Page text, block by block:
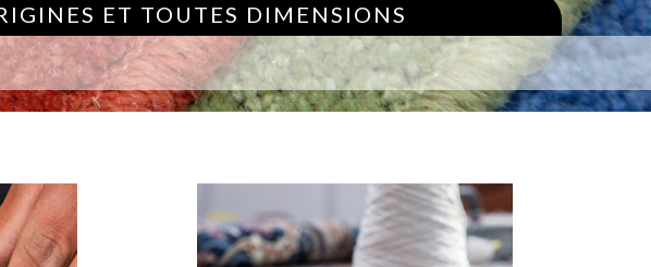
ET TOUTES DIMENSIONS